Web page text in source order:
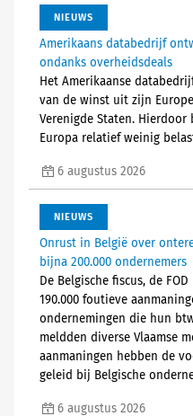
NIEUWS
Amerikaans databedrijf
ondanks overheidsdeals
Het Amerikaanse
van de winst uit zijn
Verenigde Staten.
Europa relatief weinig
6 augustus 2026
NIEUWS
Onrust in België over
bijna 200.000 ondernemers
De Belgische fiscus, de
190.000 foutieve
ondernemingen die hun
meldden diverse Vlaamse
aanmaningen hebben de
geleid bij Belgische
6 augustus 2026